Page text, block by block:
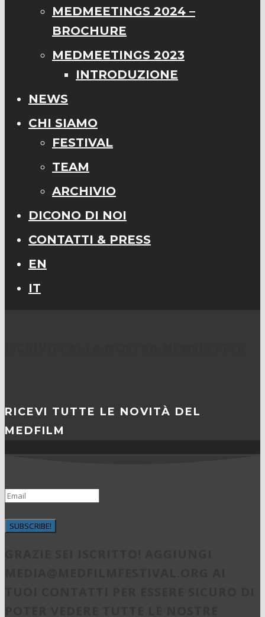
MEDMEETINGS 2024 –
BROCHURE
MEDMEETINGS 2023
INTRODUZIONE
NEWS
CHI SIAMO
FESTIVAL
TEAM
ARCHIVIO
DICONO DI NOI
CONTATTI & PRESS
EN
IT
RICEVI TUTTE LE NOVITÀ DEL
MEDFILM
SUBSCRIBE!